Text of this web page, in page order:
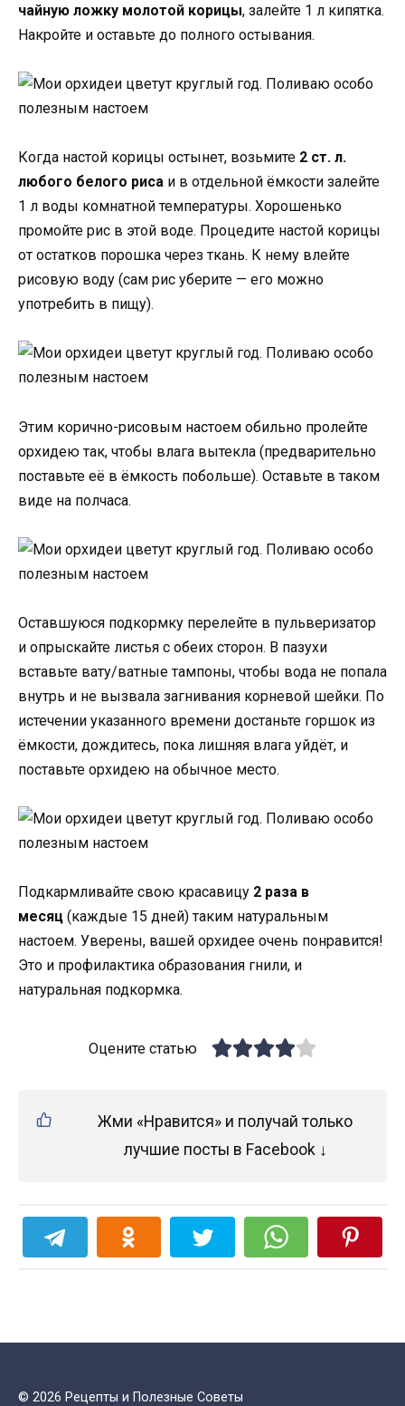
чайную ложку молотой корицы, залейте 1 л кипятка.
Накройте и оставьте до полного остывания.
Когда настой корицы остынет, возьмите 2 ст. л.
любого белого риса и в отдельной ёмкости залейте
1 л воды комнатной температуры. Хорошенько
промойте рис в этой воде. Процедите настой корицы
от остатков порошка через ткань. К нему влейте
рисовую воду (сам рис уберите — его можно
употребить в пищу).
Этим корично-рисовым настоем обильно пролейте
орхидею так, чтобы влага вытекла (предварительно
поставьте её в ёмкость побольше). Оставьте в таком
виде на полчаса.
Оставшуюся подкормку перелейте в пульверизатор
и опрыскайте листья с обеих сторон. В пазухи
вставьте вату/ватные тампоны, чтобы вода не попала
внутрь и не вызвала загнивания корневой шейки. По
истечении указанного времени достаньте горшок из
ёмкости, дождитесь, пока лишняя влага уйдёт, и
поставьте орхидею на обычное место.
Подкармливайте свою красавицу 2 раза в
месяц (каждые 15 дней) таким натуральным
настоем. Уверены, вашей орхидее очень понравится!
Это и профилактика образования гнили, и
натуральная подкормка.
Оцените статью
Жми «Нравится» и получай только
лучшие посты в Facebook ↓
© 2026 Рецепты и Полезные Советы